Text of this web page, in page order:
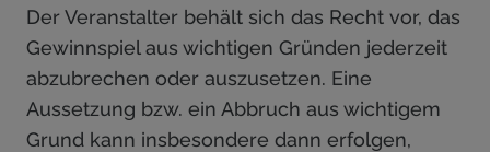
Der Veranstalter behält sich das Recht vor, das
Gewinnspiel aus wichtigen Gründen jederzeit
abzubrechen oder auszusetzen. Eine
Aussetzung bzw. ein Abbruch aus wichtigem
Grund kann insbesondere dann erfolgen,